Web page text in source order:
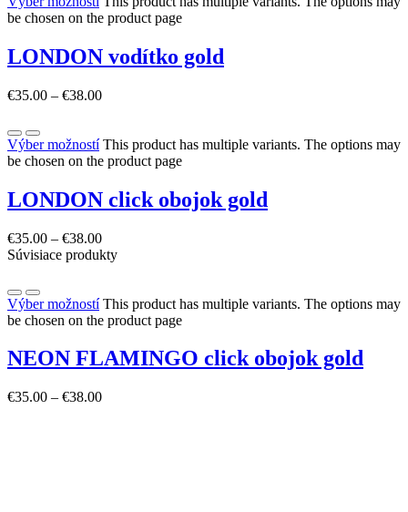
be chosen on the product page
LONDON vodítko gold
€35.00 – €38.00
Výber možností This product has multiple variants. The options may
be chosen on the product page
LONDON click obojok gold
€35.00 – €38.00
Súvisiace produkty
Výber možností This product has multiple variants. The options may
be chosen on the product page
NEON FLAMINGO click obojok gold
€35.00 – €38.00